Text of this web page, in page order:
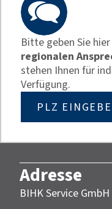
Bitte geben Sie
regionalen
stehen Ihnen für
Verfügung.
PLZ
Adresse
BIHK Service GmbH